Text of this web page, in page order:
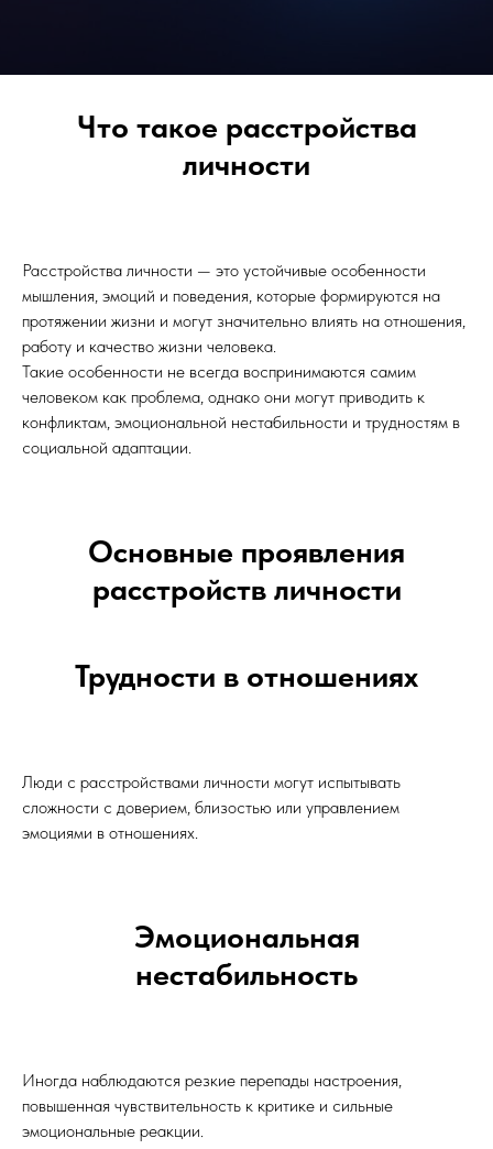
Что такое расстройства
личности
Расстройства личности — это устойчивые особенности
мышления, эмоций и поведения, которые формируются на
протяжении жизни и могут значительно влиять на отношения,
работу и качество жизни человека.
Такие особенности не всегда воспринимаются самим
человеком как проблема, однако они могут приводить к
конфликтам, эмоциональной нестабильности и трудностям в
социальной адаптации.
Основные проявления
расстройств личности
Трудности в отношениях
Люди с расстройствами личности могут испытывать
сложности с доверием, близостью или управлением
эмоциями в отношениях.
Эмоциональная
нестабильность
Иногда наблюдаются резкие перепады настроения,
повышенная чувствительность к критике и сильные
эмоциональные реакции.